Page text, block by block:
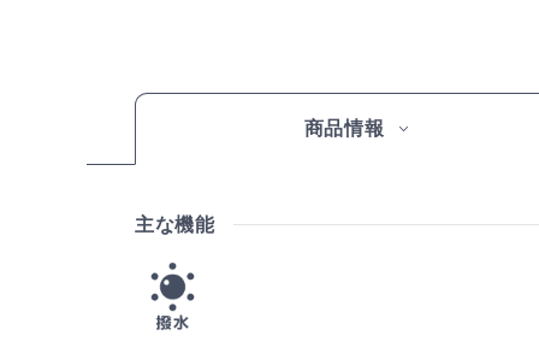
商品情報
主な機能